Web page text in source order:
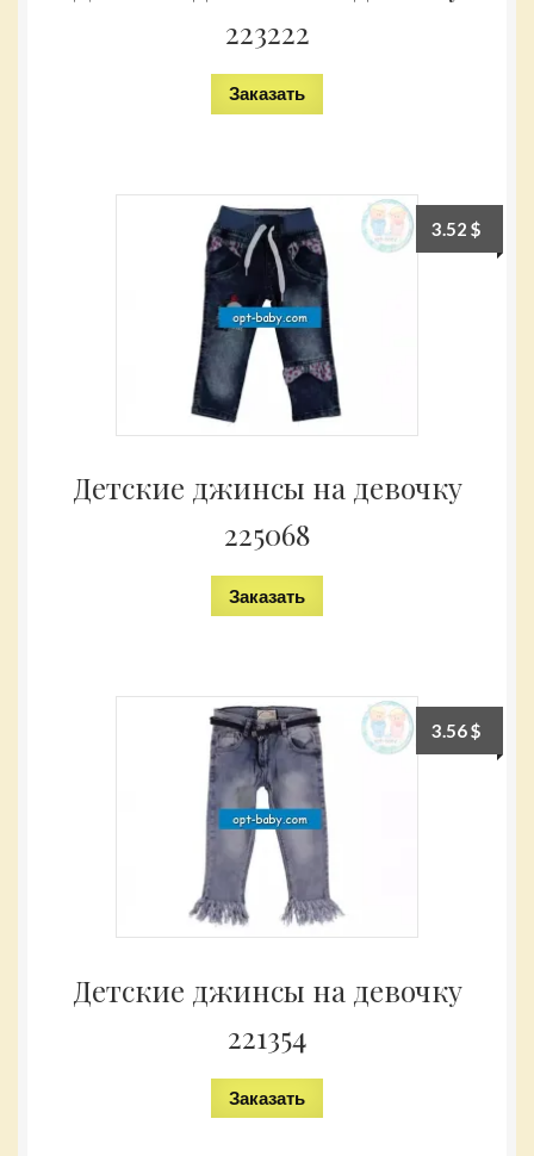
223222
Заказать
Детские джинсы на девочку
225068
3.52$
Заказать
Детские джинсы на девочку
221354
3.56$
Заказать